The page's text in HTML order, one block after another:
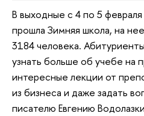
В выходные с 4 по 5
прошла Зимняя школа, на
3184 человека.
узнать больше об учебе на
интересные лекции от
из бизнеса и даже задать
писателю Евгению